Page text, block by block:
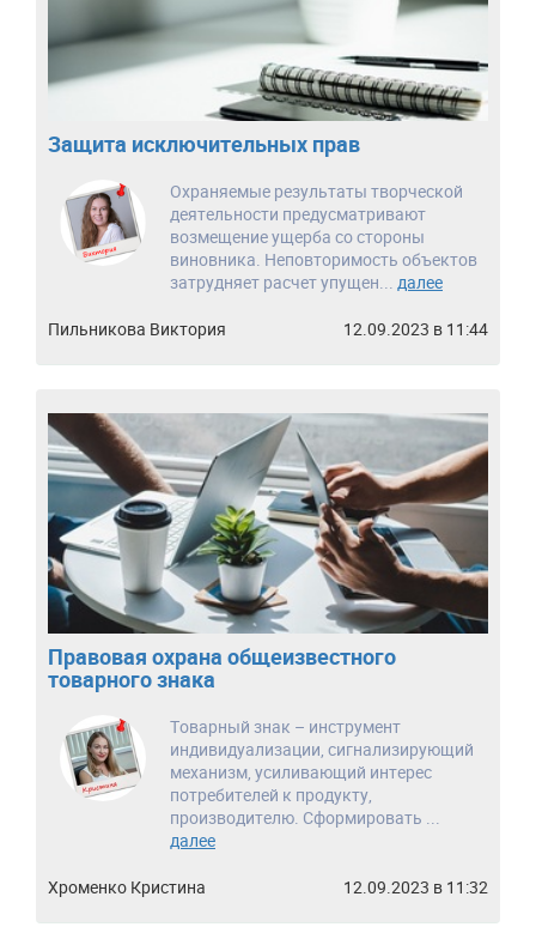
Защита исключительных прав
Охраняемые результаты творческой
деятельности предусматривают
возмещение ущерба со стороны
виновника. Неповторимость объектов
затрудняет расчет упущен... далее
Пильникова Виктория 12.09.2023 в 11:44
Правовая охрана общеизвестного
товарного знака
Товарный знак – инструмент
индивидуализации, сигнализирующий
механизм, усиливающий интерес
потребителей к продукту,
производителю. Сформировать ...
далее
Хроменко Кристина 12.09.2023 в 11:32